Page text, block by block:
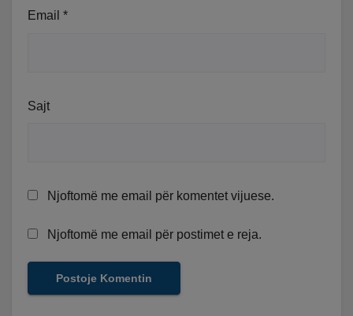
Email *
Sajt
Njoftomë me email për komentet vijuese.
Njoftomë me email për postimet e reja.